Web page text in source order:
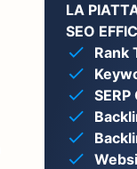
LA
SEO
Rank